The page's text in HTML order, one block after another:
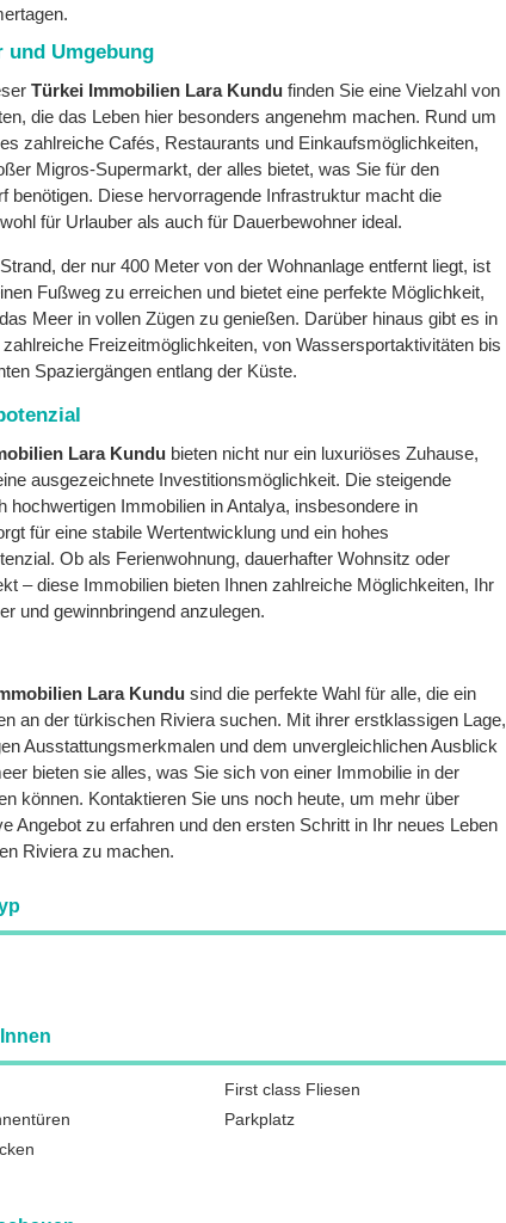
Umgebung
Türkei Immobilien Lara Kundu finden Sie eine Vielzahl von
die das Leben hier besonders angenehm machen. Rund um
zahlreiche Cafés, Restaurants und Einkaufsmöglichkeiten,
Migros-Supermarkt, der alles bietet, was Sie für den
benötigen. Diese hervorragende Infrastruktur macht die
für Urlauber als auch für Dauerbewohner ideal.
der nur 400 Meter von der Wohnanlage entfernt liegt, ist
Fußweg zu erreichen und bietet eine perfekte Möglichkeit,
Meer in vollen Zügen zu genießen. Darüber hinaus gibt es in
Freizeitmöglichkeiten, von Wassersportaktivitäten bis
Spaziergängen entlang der Küste.
Lara Kundu bieten nicht nur ein luxuriöses Zuhause,
ausgezeichnete Investitionsmöglichkeit. Die steigende
hochwertigen Immobilien in Antalya, insbesondere in
für eine stabile Wertentwicklung und ein hohes
Ob als Ferienwohnung, dauerhafter Wohnsitz oder
– diese Immobilien bieten Ihnen zahlreiche Möglichkeiten, Ihr
und gewinnbringend anzulegen.
Lara Kundu sind die perfekte Wahl für alle, die ein
an der türkischen Riviera suchen. Mit ihrer erstklassigen Lage,
Ausstattungsmerkmalen und dem unvergleichlichen Ausblick
bieten sie alles, was Sie sich von einer Immobilie in der
können. Kontaktieren Sie uns noch heute, um mehr über
Angebot zu erfahren und den ersten Schritt in Ihr neues Leben
Riviera zu machen.
First class Fliesen
Parkplatz